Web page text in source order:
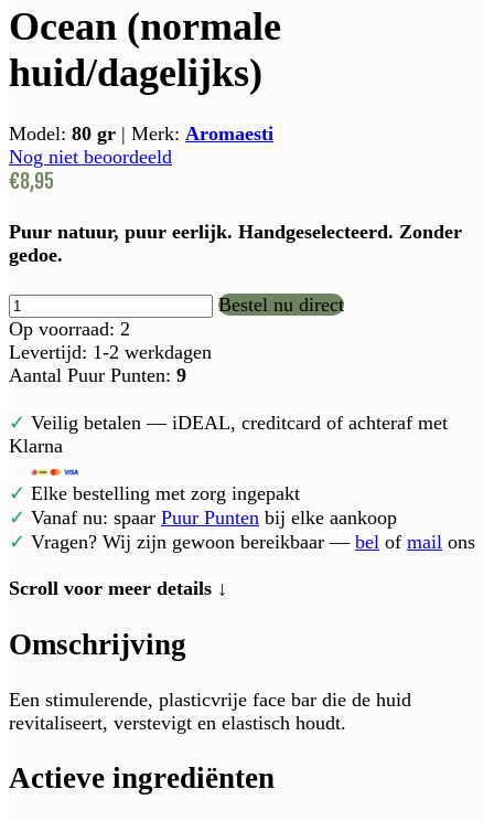
Ocean (normale
huid/dagelijks)
Model: 80 gr | Merk: Aromaesti
Nog niet beoordeeld
€8,95
Puur natuur, puur eerlijk. Handgeselecteerd. Zonder
gedoe.
Bestel nu direct
Op voorraad: 2
Levertijd: 1-2 werkdagen
Aantal Puur Punten: 9
✓ Veilig betalen — iDEAL, creditcard of achteraf met
Klarna
✓ Elke bestelling met zorg ingepakt
✓ Vanaf nu: spaar Puur Punten bij elke aankoop
✓ Vragen? Wij zijn gewoon bereikbaar — bel of mail ons
Scroll voor meer details ↓
Omschrijving
Een stimulerende, plasticvrije face bar die de huid
revitaliseert, verstevigt en elastisch houdt.
Actieve ingrediënten